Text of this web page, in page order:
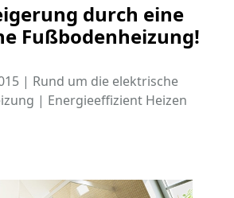
durch eine
Fußbodenheizung!
| Rund um die elektrische
| Energieeffizient Heizen